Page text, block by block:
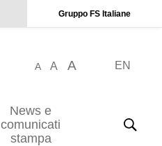
Gruppo FS Italiane
A A A EN
News e
comunicati
stampa